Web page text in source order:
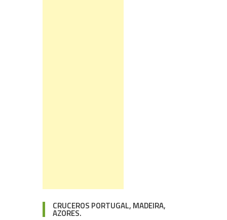
CRUCEROS PORTUGAL, MADEIRA,
AZORES.